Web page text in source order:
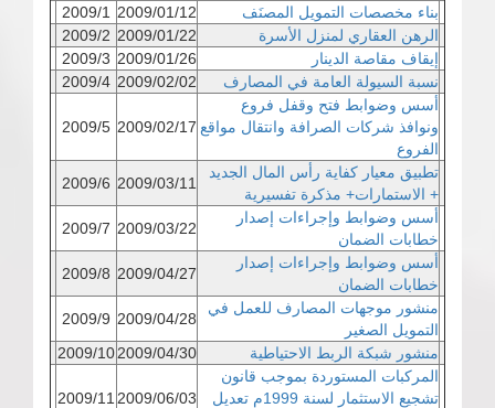
بناء مخصصات التمويل المصنَف
2009/01/12
2009/1
الرهن العقاري لمنزل الأسرة
2009/01/22
2009/2
إيقاف مقاصة الدينار
2009/01/26
2009/3
نسبة السيولة العامة في المصارف
2009/02/02
2009/4
أسس وضوابط فتح وقفل فروع
ونوافذ شركات الصرافة وانتقال مواقع
الفروع
2009/02/17
2009/5
تطبيق معيار كفاية رأس المال الجديد
+ الاستمارات+ مذكرة تفسيرية
2009/03/11
2009/6
أسس وضوابط وإجراءات إصدار
خطابات الضمان
2009/03/22
2009/7
أسس وضوابط وإجراءات إصدار
خطابات الضمان
2009/04/27
2009/8
منشور موجهات المصارف للعمل في
التمويل الصغير
2009/04/28
2009/9
منشور شبكة الربط الاحتياطية
2009/04/30
2009/10
المركبات المستوردة بموجب قانون
تشجيع الاستثمار لسنة 1999م تعديل
2009/06/03
2009/11